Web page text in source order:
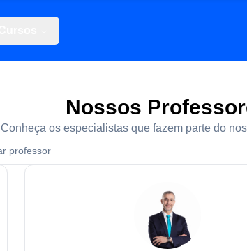
Nossos
Conheça os especialistas que fazem parte do